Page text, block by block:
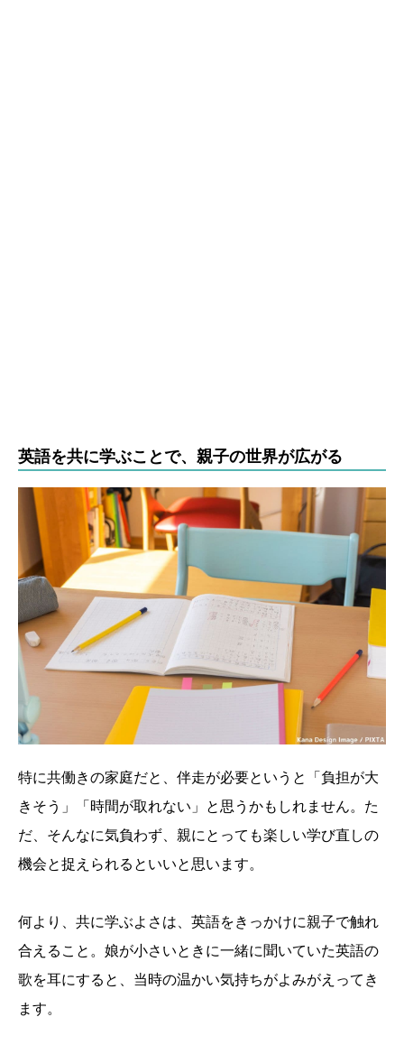
英語を共に学ぶことで、親子の世界が広がる
特に共働きの家庭だと、伴走が必要というと「負担が大
きそう」「時間が取れない」と思うかもしれません。た
だ、そんなに気負わず、親にとっても楽しい学び直しの
機会と捉えられるといいと思います。
何より、共に学ぶよさは、英語をきっかけに親子で触れ
合えること。娘が小さいときに一緒に聞いていた英語の
歌を耳にすると、当時の温かい気持ちがよみがえってき
ます。